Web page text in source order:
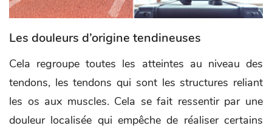
Les douleurs d’origine tendineuses
Cela regroupe toutes les atteintes au niveau des
tendons, les tendons qui sont les structures reliant
les os aux muscles. Cela se fait ressentir par une
douleur localisée qui empêche de réaliser certains